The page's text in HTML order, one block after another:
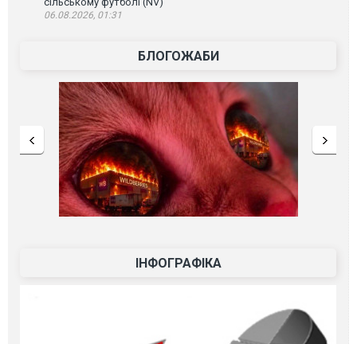
06.08.2026, 01:31
БЛОГОЖАБИ
ІНФОГРАФІКА